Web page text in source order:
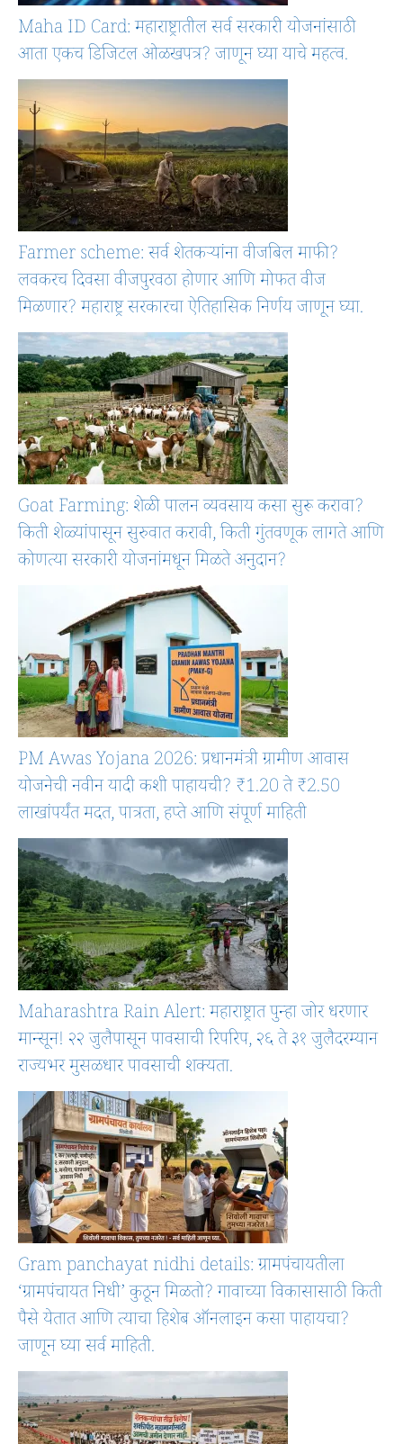
Maha ID Card: महाराष्ट्रातील सर्व सरकारी योजनांसाठी
आता एकच डिजिटल ओळखपत्र? जाणून घ्या याचे महत्व.
Farmer scheme: सर्व शेतकऱ्यांना वीजबिल माफी?
लवकरच दिवसा वीजपुरवठा होणार आणि मोफत वीज
मिळणार? महाराष्ट्र सरकारचा ऐतिहासिक निर्णय जाणून घ्या.
Goat Farming: शेळी पालन व्यवसाय कसा सुरू करावा?
किती शेळ्यांपासून सुरुवात करावी, किती गुंतवणूक लागते आणि
कोणत्या सरकारी योजनांमधून मिळते अनुदान?
PM Awas Yojana 2026: प्रधानमंत्री ग्रामीण आवास
योजनेची नवीन यादी कशी पाहायची? ₹1.20 ते ₹2.50
लाखांपर्यंत मदत, पात्रता, हप्ते आणि संपूर्ण माहिती
Maharashtra Rain Alert: महाराष्ट्रात पुन्हा जोर धरणार
मान्सून! २२ जुलैपासून पावसाची रिपरिप, २६ ते ३१ जुलैदरम्यान
राज्यभर मुसळधार पावसाची शक्यता.
Gram panchayat nidhi details: ग्रामपंचायतीला
‘ग्रामपंचायत निधी’ कुठून मिळतो? गावाच्या विकासासाठी किती
पैसे येतात आणि त्याचा हिशेब ऑनलाइन कसा पाहायचा?
जाणून घ्या सर्व माहिती.